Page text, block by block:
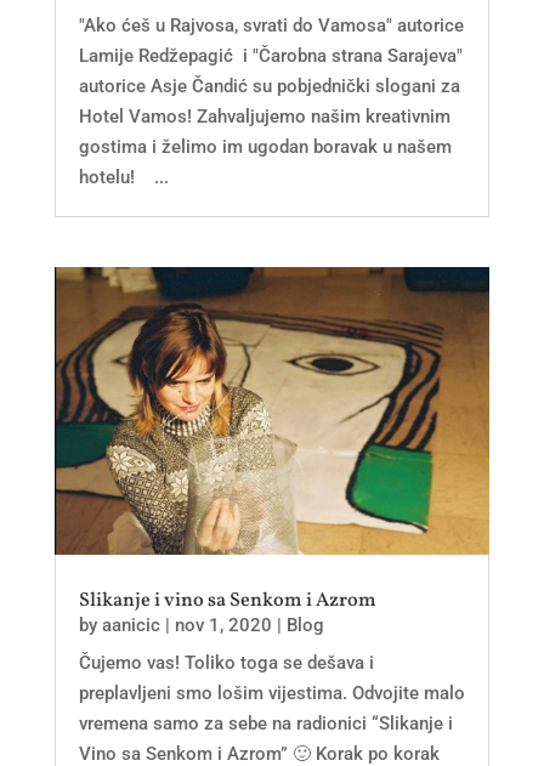
"Ako ćeš u Rajvosa, svrati do Vamosa" autorice
Lamije Redžepagić i "Čarobna strana Sarajeva"
autorice Asje Čandić su pobjednički slogani za
Hotel Vamos! Zahvaljujemo našim kreativnim
gostima i želimo im ugodan boravak u našem
hotelu! ...
Slikanje i vino sa Senkom i Azrom
by aanicic| nov 1, 2020 | Blog
Čujemo vas! Toliko toga se dešava i
preplavljeni smo lošim vijestima. Odvojite malo
vremena samo za sebe na radionici “Slikanje i
Vino sa Senkom i Azrom” 🙂 Korak po korak